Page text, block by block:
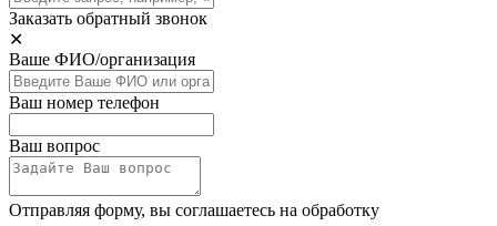
Заказать обратный звонок
✕
Ваше ФИО/организация
Ваш номер телефон
Ваш вопрос
Отправляя форму, вы соглашаетесь на обработку